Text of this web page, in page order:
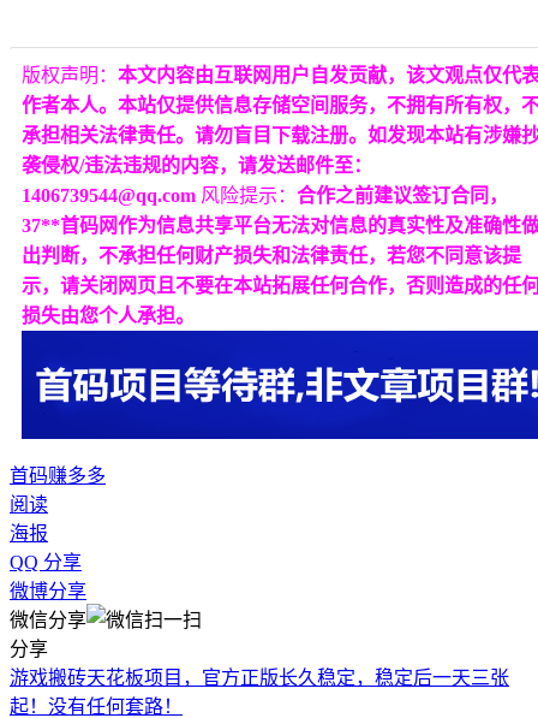
版权声明： 本文内容由互联网用户自发贡献，该文观点仅代
作者本人。本站仅提供信息存储空间服务，不拥有所有权，
承担相关法律责任。请勿盲目下载注册。如发现本站有涉嫌
袭侵权/违法违规的内容，请发送邮件至：
1406739544@qq.com 风险提示： 合作之前建议签订合同，
37**首码网作为信息共享平台无法对信息的真实性及准确性
出判断，不承担任何财产损失和法律责任，若您不同意该提
示，请关闭网页且不要在本站拓展任何合作，否则造成的任
损失由您个人承担。
首码赚多多
阅读
海报
QQ 分享
微博分享
微信分享
分享
游戏搬砖天花板项目，官方正版长久稳定，稳定后一天三张
起！没有任何套路！